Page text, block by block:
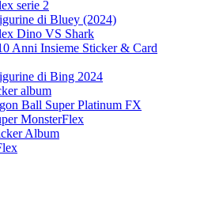
serie 2
di Bluey (2024)
Dino VS Shark
Anni Insieme Sticker & Card
di Bing 2024
album
Ball Super Platinum FX
MonsterFlex
Album